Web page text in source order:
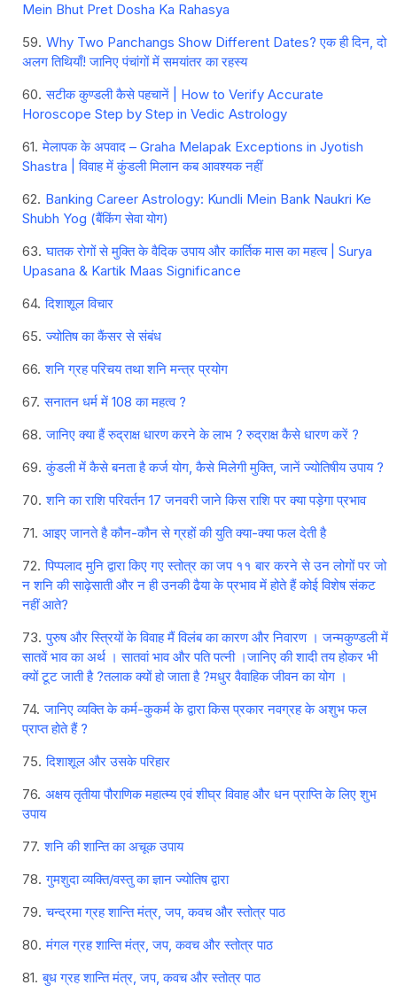
Mein Bhut Pret Dosha Ka Rahasya
Why Two Panchangs Show Different Dates? एक ही दिन, दो
अलग तिथियाँ! जानिए पंचांगों में समयांतर का रहस्य
सटीक कुण्डली कैसे पहचानें | How to Verify Accurate
Horoscope Step by Step in Vedic Astrology
मेलापक के अपवाद – Graha Melapak Exceptions in Jyotish
Shastra | विवाह में कुंडली मिलान कब आवश्यक नहीं
Banking Career Astrology: Kundli Mein Bank Naukri Ke
Shubh Yog (बैंकिंग सेवा योग)
घातक रोगों से मुक्ति के वैदिक उपाय और कार्तिक मास का महत्व | Surya
Upasana & Kartik Maas Significance
दिशाशूल विचार
ज्‍योतिष का कैंसर से संबंध
शनि ग्रह परिचय तथा शनि मन्त्र प्रयोग
सनातन धर्म में 108 का महत्व ?
जानिए क्या हैं रुद्राक्ष धारण करने के लाभ ? रुद्राक्ष कैसे धारण करें ?
कुंडली में कैसे बनता है कर्ज योग, कैसे मिलेगी मुक्ति, जानें ज्योतिषीय उपाय ?
शनि का राशि परिवर्तन 17 जनवरी जाने किस राशि पर क्या पड़ेगा प्रभाव
आइए जानते है कौन-कौन से ग्रहों की युति क्या-क्या फल देती है
पिप्पलाद मुनि द्वारा किए गए स्तोत्र का जप ११ बार करने से उन लोगों पर जो
न शनि की साढ़ेसाती और न ही उनकी ढैया के प्रभाव में होते हैं कोई विशेष संकट
नहीं आते?
पुरुष और स्त्रियों के विवाह मैं विलंब का कारण और निवारण । जन्मकुण्डली में
सातवें भाव का अर्थ । सातवां भाव और पति पत्नी ।जानिए की शादी तय होकर भी
क्यों टूट जाती है ?तलाक क्यों हो जाता है ?मधुर वैवाहिक जीवन का योग ।
जानिए व्यक्ति के कर्म-कुकर्म के द्वारा किस प्रकार नवग्रह के अशुभ फल
प्राप्त होते हैं ?
दिशाशूल और उसके परिहार
अक्षय तृतीया पौराणिक महात्म्य एवं शीघ्र विवाह और धन प्राप्ति के लिए शुभ
उपाय
शनि की शान्ति का अचूक उपाय
गुमशुदा व्यक्ति/वस्तु का ज्ञान ज्योतिष द्वारा
चन्द्रमा ग्रह शान्ति मंत्र, जप, कवच और स्तोत्र पाठ
मंगल ग्रह शान्ति मंत्र, जप, कवच और स्तोत्र पाठ
बुध ग्रह शान्ति मंत्र, जप, कवच और स्तोत्र पाठ